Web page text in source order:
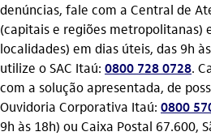
denúncias, fale com a Central de
(capitais e regiões metropolitanas)
localidades) em dias úteis, das 9h
utilize o SAC Itaú: 0800 728 0728.
com a solução apresentada, de
Ouvidoria Corporativa Itaú: 0800
9h às 18h) ou Caixa Postal 67.600,